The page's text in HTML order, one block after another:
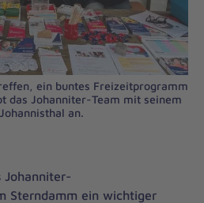
ein buntes Freizeitprogramm
das Johanniter-Team mit seinem
an.
Johanniter-
Sterndamm ein wichtiger